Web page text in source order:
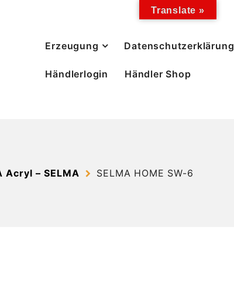
Erzeugung Datenschutzerklärung
Händlerlogin Händler Shop
Acryl – SELMA SELMA HOME SW-6
Translate »